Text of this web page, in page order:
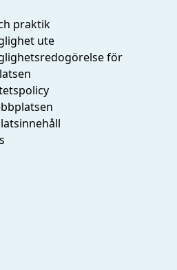
praktik
ute
för